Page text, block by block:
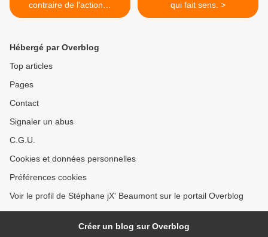
contraire de l'action…
qui fait sens. >
Hébergé par Overblog
Top articles
Pages
Contact
Signaler un abus
C.G.U.
Cookies et données personnelles
Préférences cookies
Voir le profil de Stéphane jX' Beaumont sur le portail Overblog
Créer un blog sur Overblog